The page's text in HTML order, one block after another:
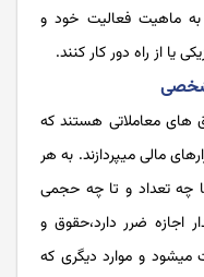
به ماهیت فعالیت خود و
از راه دور کار کنند.
شخصی
های معاملاتی هستند که
مالی می­پردازند. به هر
چه تعداد و تا چه حجمی
اجازه ضرر دارد،حقوق و
می­شود و موارد دیگری که